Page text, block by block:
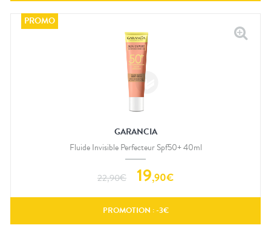
GARANCIA
Fluide Invisible Perfecteur Spf50+ 40ml
22,90€ 19,90€
PROMOTION : -3€